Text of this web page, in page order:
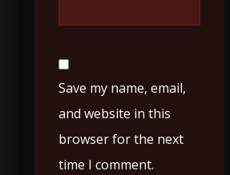
Save my name, email,
and website in this
browser for the next
time I comment.